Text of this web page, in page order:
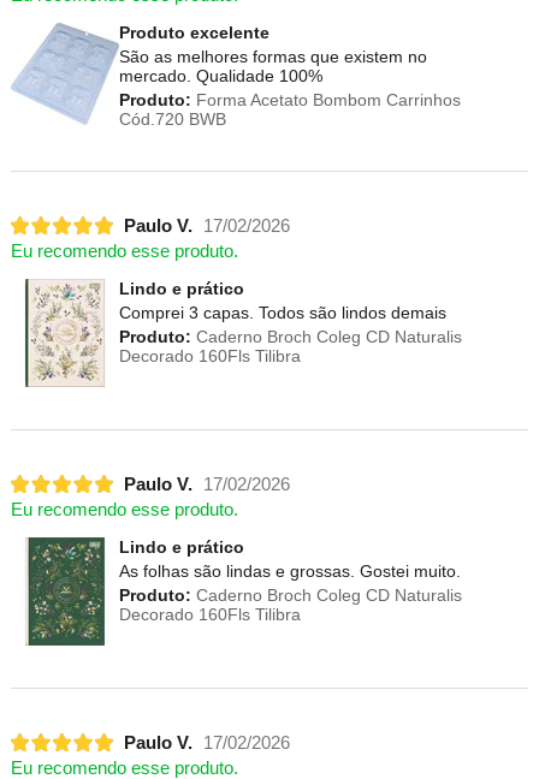
Produto excelente
São as melhores formas que existem no
mercado. Qualidade 100%
Produto: Forma Acetato Bombom Carrinhos
Cód.720 BWB
Paulo V.
17/02/2026
Eu recomendo esse produto.
Lindo e prático
Comprei 3 capas. Todos são lindos demais
Produto: Caderno Broch Coleg CD Naturalis
Decorado 160Fls Tilibra
Paulo V.
17/02/2026
Eu recomendo esse produto.
Lindo e prático
As folhas são lindas e grossas. Gostei muito.
Produto: Caderno Broch Coleg CD Naturalis
Decorado 160Fls Tilibra
Paulo V.
17/02/2026
Eu recomendo esse produto.